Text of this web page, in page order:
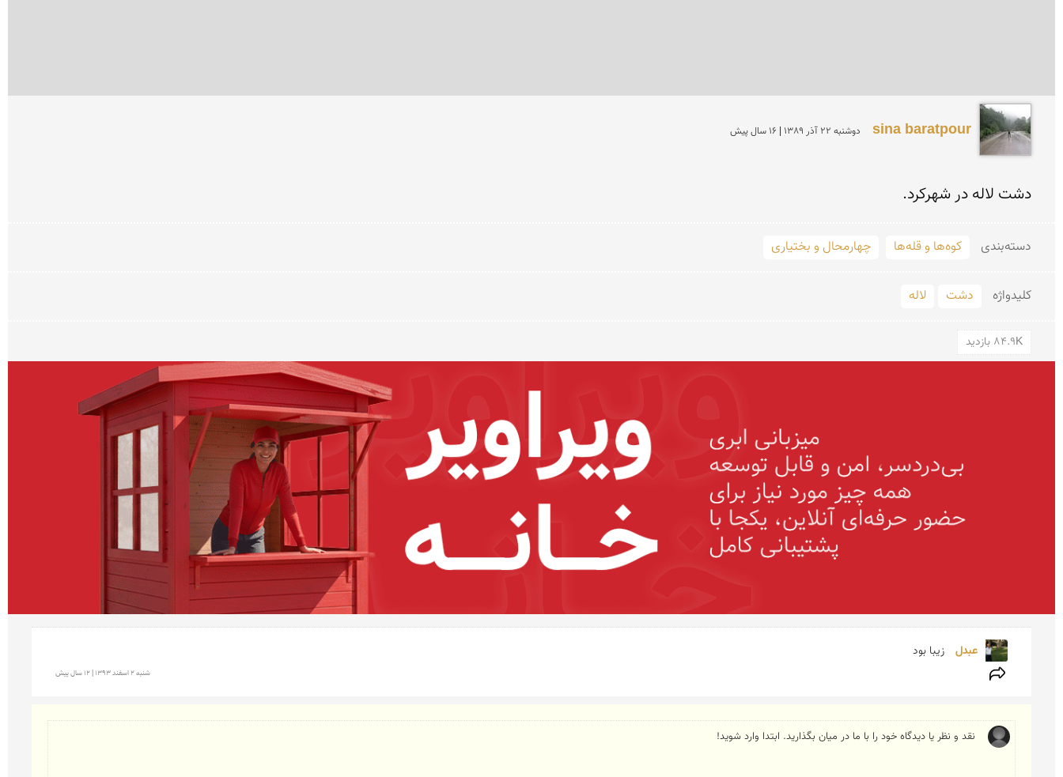
sina baratpour دوشنبه 22 آذر 1389 | 16 سال پیش
دشت لاله در شهرکرد.
دسته‌بندی کوه‌ها و قله‌ها چهارمحال و بختیاری
کلید‌واژه دشت لاله
84.9K بازدید
عبدل زیبا بود
شنبه 2 اسفند 1393 | 12 سال پیش